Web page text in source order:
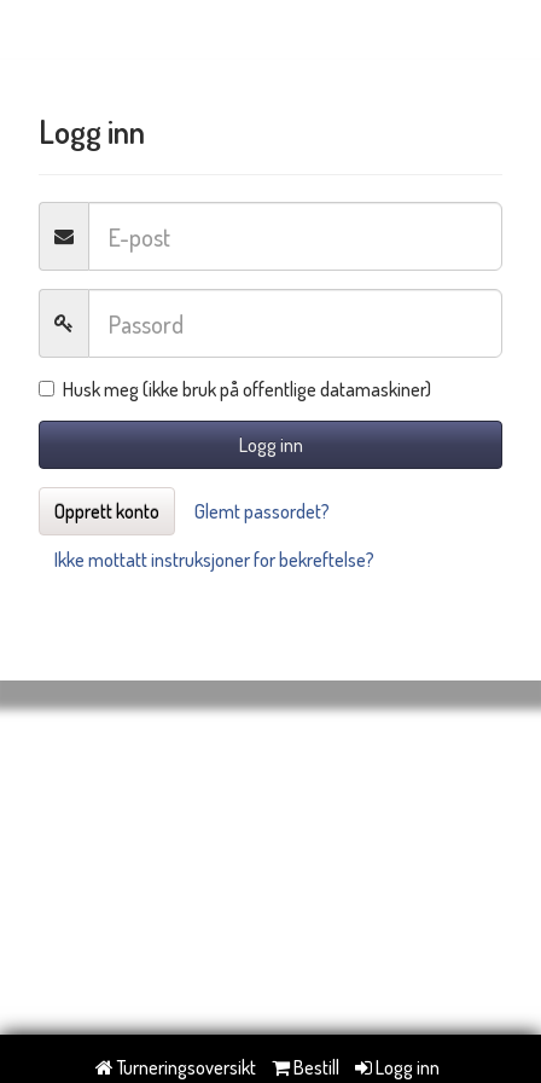
Logg inn
Husk meg (ikke bruk på offentlige datamaskiner)
Logg inn
Opprett konto
Glemt passordet?
Ikke mottatt instruksjoner for bekreftelse?
Turneringsoversikt Bestill Logg inn